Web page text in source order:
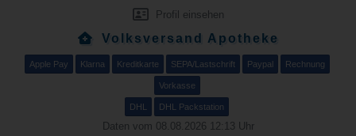
Profil einsehen
Volksversand Apotheke
Apple Pay Klarna Kreditkarte SEPA/Lastschrift Paypal Rechnung
Vorkasse
DHL DHL Packstation
Daten vom 08.08.2026 12:13 Uhr